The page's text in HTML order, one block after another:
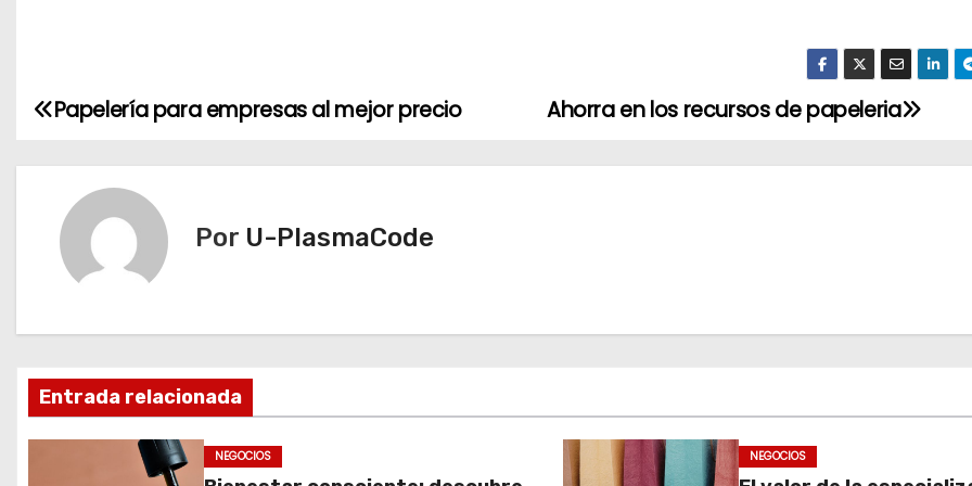
N
a
a
c
i
Ahorra en los recursos de papeleria
Papelería para empresas al mejor precio
Por U-PlasmaCode
Entrada relacionada
NEGOCIOS NEGOCIOS